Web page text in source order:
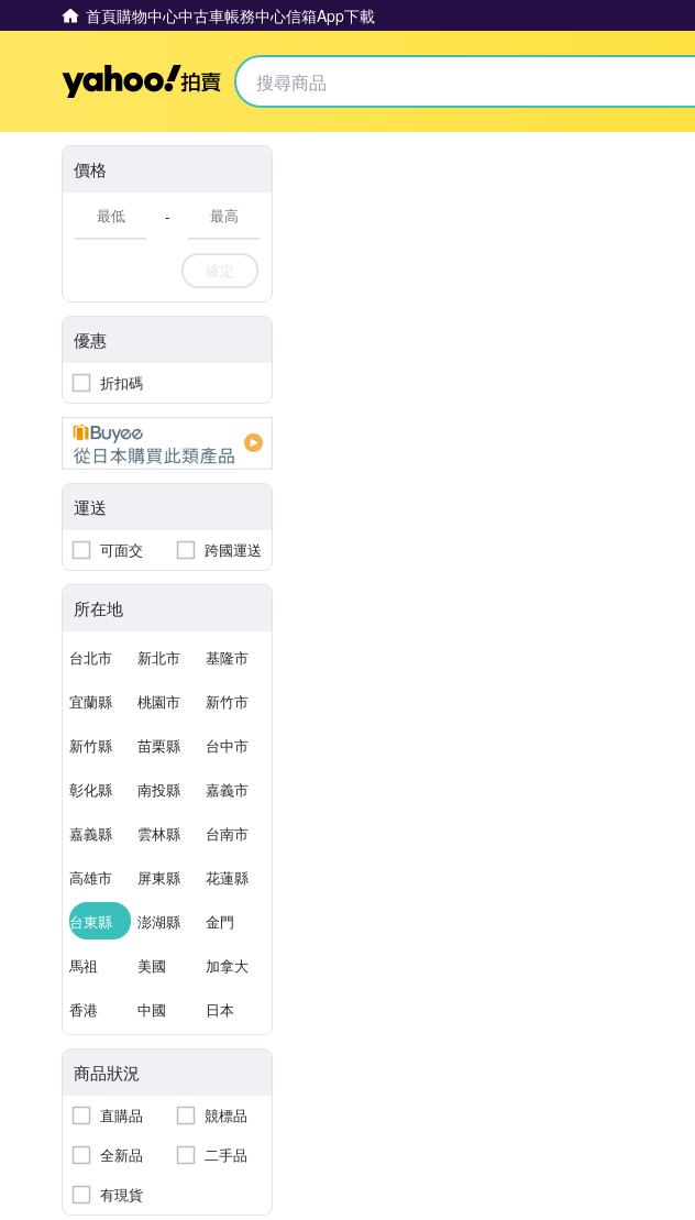
首頁購物中心中古車帳務中心信箱App下載
Yahoo拍賣
價格
-
確定
優惠
折扣碼
運送
可面交 跨國運送
所在地
台北市 新北市 基隆市
宜蘭縣 桃園市 新竹市
新竹縣 苗栗縣 台中市
彰化縣 南投縣 嘉義市
嘉義縣 雲林縣 台南市
高雄市 屏東縣 花蓮縣
台東縣 澎湖縣 金門
馬祖 美國 加拿大
香港 中國 日本
商品狀況
直購品
競標品
全新品
二手品
有現貨